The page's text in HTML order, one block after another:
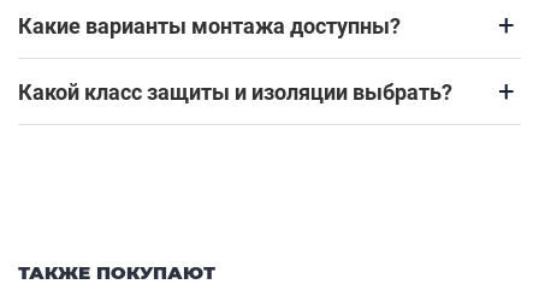
Какие варианты монтажа доступны? +
Какой класс защиты и изоляции выбрать? +
ТАКЖЕ ПОКУПАЮТ